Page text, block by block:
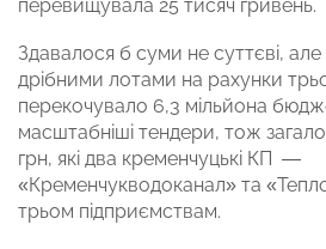
перевищувала 25 тисяч гривень.
Здавалося б суми не суттєві,
дрібними лотами на рахунки
перекочувало 6,3 мільйона
масштабніші тендери, тож
грн, які два кременчуцькі КП —
«Кременчукводоканал» та
трьом підприємствам.